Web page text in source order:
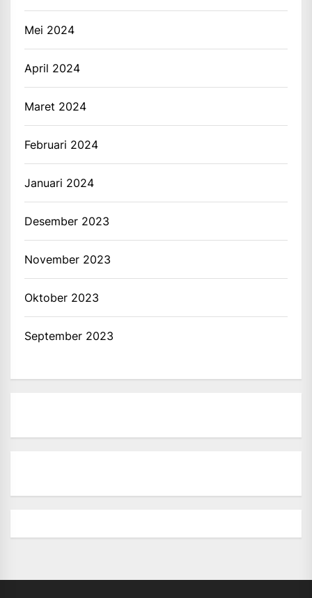
Mei 2024
April 2024
Maret 2024
Februari 2024
Januari 2024
Desember 2023
November 2023
Oktober 2023
September 2023